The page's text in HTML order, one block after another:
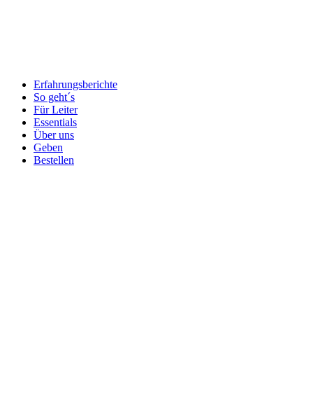
Erfahrungsberichte
So geht´s
Für Leiter
Essentials
Über uns
Geben
Bestellen